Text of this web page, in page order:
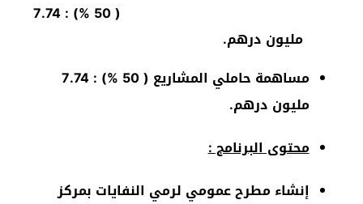
( 50
%
) : 7.74
مليون درهم.
مساهمة حاملي المشاريع ( 50
%
) : 7.74
مليون درهم.
محتوى البرنامج :
إنشاء مطرح عمومي لرمي النفايات بمركز